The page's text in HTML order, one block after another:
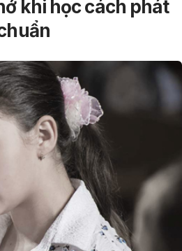
khi học cách phát